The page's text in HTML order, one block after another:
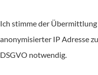
Ich stimme der
anonymisierter IP Adresse
DSGVO notwendig.